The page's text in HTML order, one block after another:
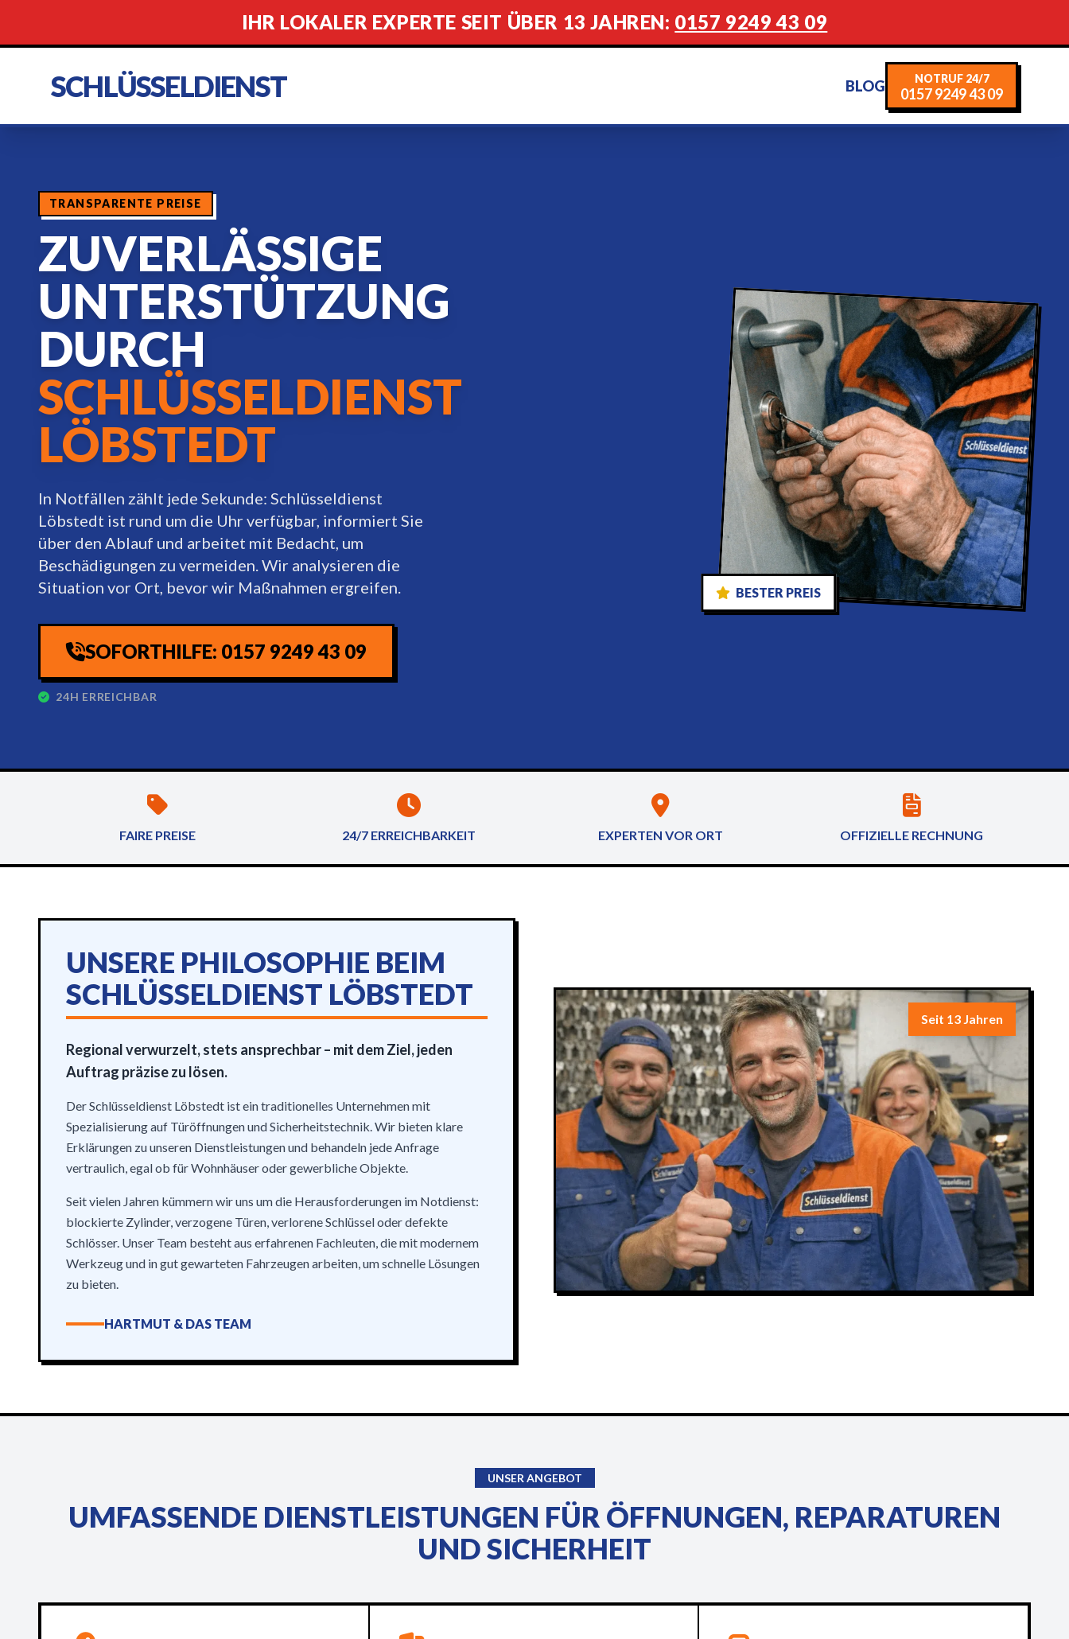
IHR LOKALER EXPERTE SEIT ÜBER 13 JAHREN: 0157 9249 43 09
SCHLÜSSELDIENST BLOG NOTRUF 24/7
0157 9249 43 09
TRANSPARENTE PREISE
ZUVERLÄSSIGE
UNTERSTÜTZUNG
DURCH
SCHLÜSSELDIENST
LÖBSTEDT
In Notfällen zählt jede Sekunde: Schlüsseldienst
Löbstedt ist rund um die Uhr verfügbar, informiert Sie
über den Ablauf und arbeitet mit Bedacht, um
Beschädigungen zu vermeiden. Wir analysieren die
Situation vor Ort, bevor wir Maßnahmen ergreifen.
SOFORTHILFE: 0157 9249 43 09
24H ERREICHBAR
BESTER PREIS
FAIRE PREISE 24/7 ERREICHBARKEIT EXPERTEN VOR ORT OFFIZIELLE RECHNUNG
UNSERE PHILOSOPHIE BEIM
SCHLÜSSELDIENST LÖBSTEDT
Regional verwurzelt, stets ansprechbar – mit dem Ziel, jeden
Auftrag präzise zu lösen.
Der Schlüsseldienst Löbstedt ist ein traditionelles Unternehmen mit
Spezialisierung auf Türöffnungen und Sicherheitstechnik. Wir bieten klare
Erklärungen zu unseren Dienstleistungen und behandeln jede Anfrage
vertraulich, egal ob für Wohnhäuser oder gewerbliche Objekte.
Seit vielen Jahren kümmern wir uns um die Herausforderungen im Notdienst:
blockierte Zylinder, verzogene Türen, verlorene Schlüssel oder defekte
Schlösser. Unser Team besteht aus erfahrenen Fachleuten, die mit modernem
Werkzeug und in gut gewarteten Fahrzeugen arbeiten, um schnelle Lösungen
zu bieten.
HARTMUT & DAS TEAM
Seit 13 Jahren
UNSER ANGEBOT
UMFASSENDE DIENSTLEISTUNGEN FÜR ÖFFNUNGEN, REPARATUREN
UND SICHERHEIT